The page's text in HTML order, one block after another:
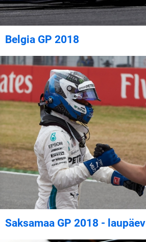
Belgia GP 2018
Saksamaa GP 2018 - laupäev